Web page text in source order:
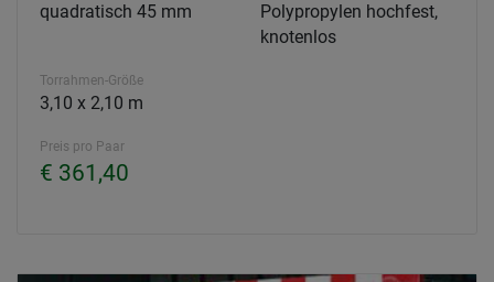
quadratisch 45 mm
Polypropylen hochfest,
knotenlos
Torrahmen-Größe
3,10 x 2,10 m
Preis pro Paar
€ 361,40